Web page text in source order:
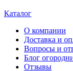
Каталог
О компании
Доставка и
Вопросы и
Блог
Отзывы